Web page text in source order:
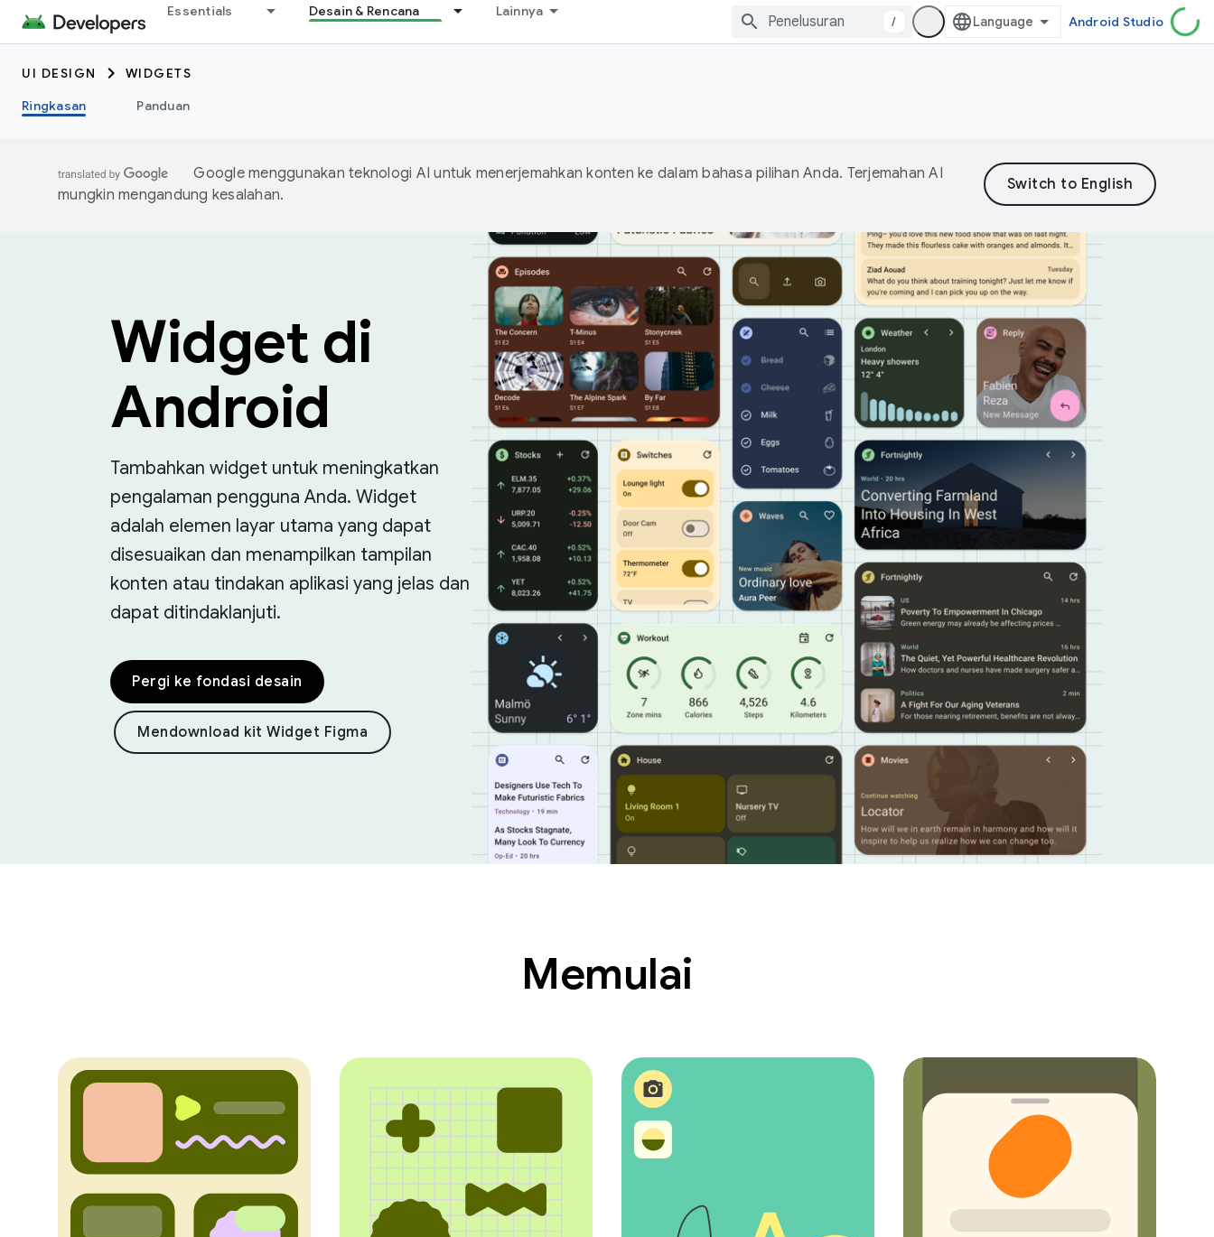
Essentials Desain & Rencana Lainnya
/ Android Studio
UI DESIGN
WIDGETS
Ringkasan
Panduan
Google menggunakan teknologi AI untuk menerjemahkan konten ke dalam bahasa pilihan Anda. Terjemahan AI
mungkin mengandung kesalahan.
Widget di
Android
Tambahkan widget untuk meningkatkan
pengalaman pengguna Anda. Widget
adalah elemen layar utama yang dapat
disesuaikan dan menampilkan tampilan
konten atau tindakan aplikasi yang jelas dan
dapat ditindaklanjuti.
Pergi ke fondasi desain
Mendownload kit Widget Figma
Memulai